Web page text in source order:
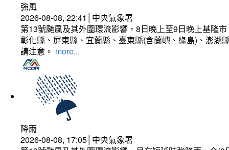
強風
2026-08-08, 22:41│中央氣象署
第13號颱風及其外圍環流影響，8日晚上至9日晚上基隆
彰化縣、屏東縣、宜蘭縣、臺東縣(含蘭嶼、綠島)、澎湖
請注意。 more...
降雨
2026-08-08, 17:05│中央氣象署